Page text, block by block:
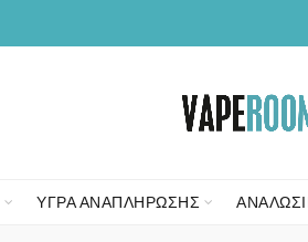
ΥΓΡΑ ΑΝΑΠΛΗΡΩΣΗΣ